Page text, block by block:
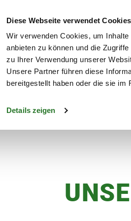
Diese Webseite verwendet Cookies
Wir verwenden Cookies, um
anbieten zu können und die
zu Ihrer Verwendung unserer
Unsere Partner führen diese
bereitgestellt haben oder die sie im
Details zeigen
Blumen Pflanzen